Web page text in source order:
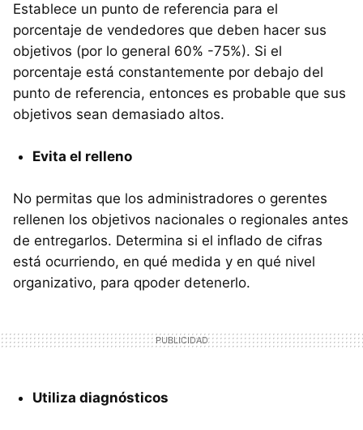
Establece un punto de referencia para el
porcentaje de vendedores que deben hacer sus
objetivos (por lo general 60% -75%). Si el
porcentaje está constantemente por debajo del
punto de referencia, entonces es probable que sus
objetivos sean demasiado altos.
Evita el relleno
No permitas que los administradores o gerentes
rellenen los objetivos nacionales o regionales antes
de entregarlos. Determina si el inflado de cifras
está ocurriendo, en qué medida y en qué nivel
organizativo, para qpoder detenerlo.
Utiliza diagnósticos